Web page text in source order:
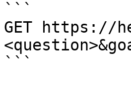
```
GET https://
```